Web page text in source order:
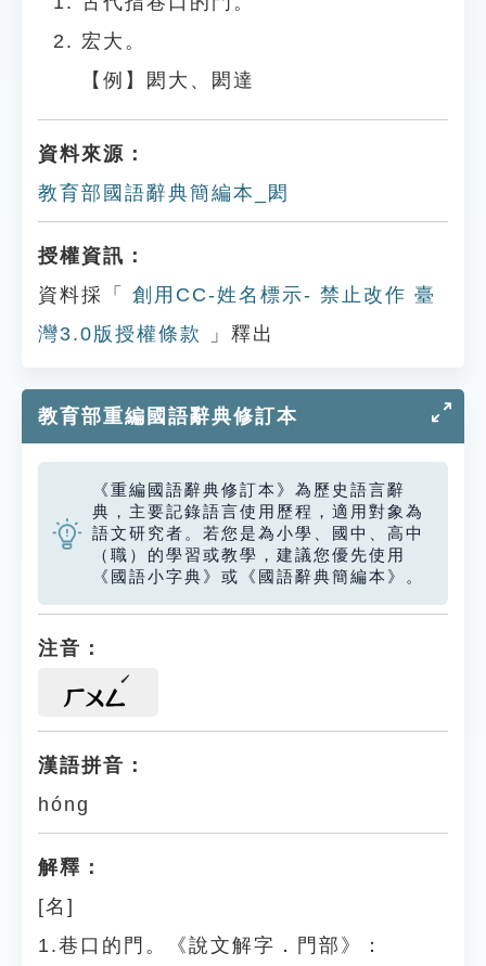
宏大。
【例】閎大、閎達
資料來源：
教育部國語辭典簡編本_閎
授權資訊：
資料採「
創用CC-姓名標示- 禁止改作 臺
灣3.0版授權條款
」釋出
教育部重編國語辭典修訂本
《重編國語辭典修訂本》為歷史語言辭
典，主要記錄語言使用歷程，適用對象為
語文研究者。若您是為小學、國中、高中
（職）的學習或教學，建議您優先使用
《國語小字典》或《國語辭典簡編本》。
注音：
ㄏㄨㄥ
漢語拼音：
hóng
解釋：
[名]
1.巷口的門。《說文解字．門部》：